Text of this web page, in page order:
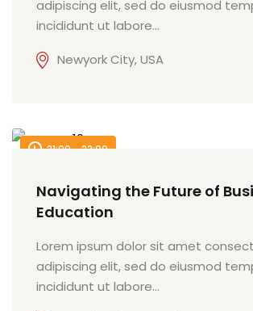
| Sophia
de Curso
adipiscing elit, sed do eiusmod
incididunt ut labore…
Newyork City, USA
21:00 - 22:00
Navigating the Future of
Education
Lorem ipsum dolor sit amet
adipiscing elit, sed do eiusmod
incididunt ut labore…